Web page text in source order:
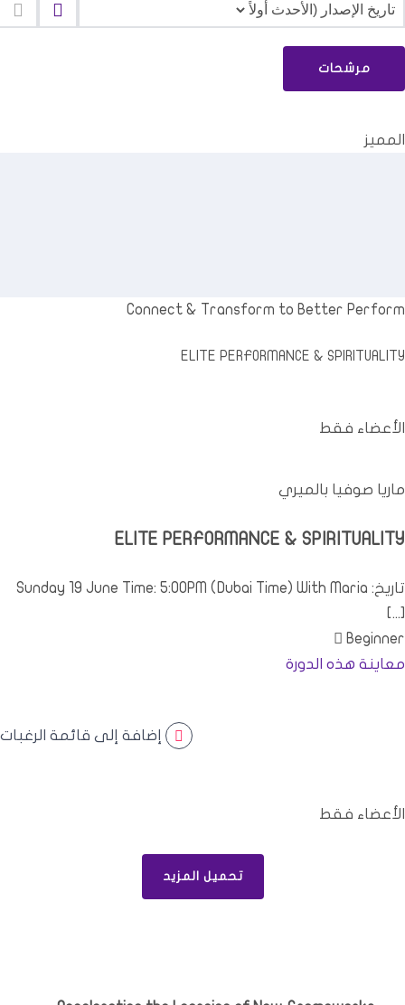
مرشحات
المميز
Connect & Transform to Better Perform
ELITE PERFORMANCE & SPIRITUALITY
الأعضاء فقط
ماريا صوفيا بالميري
ELITE PERFORMANCE & SPIRITUALITY
تاريخ: Sunday 19 June Time: 5:00PM ( Dubai Time) With Maria
[...]
Beginner
معاينة هذه الدورة
إضافة إلى قائمة الرغبات
الأعضاء فقط
تحميل المزيد